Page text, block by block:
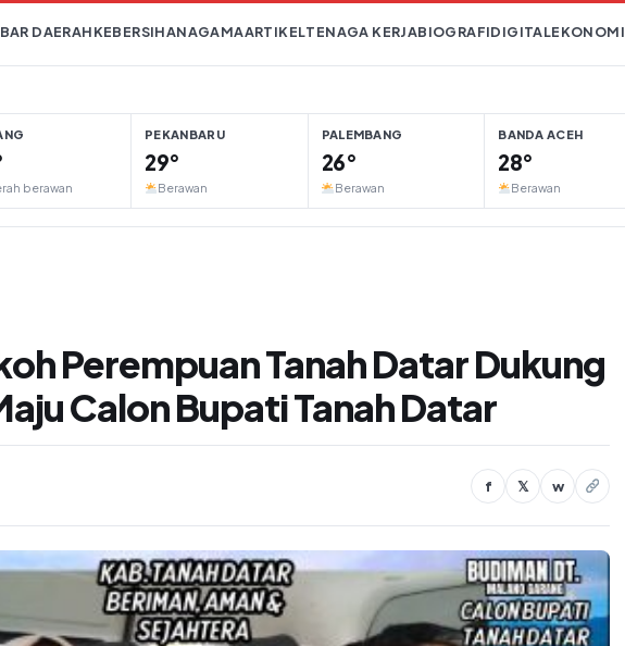
DAERAHKEBERSIHANAGAMAARTIKELTENAGA KERJABIOGRAFIDIGITALEKONOMI
berawan
PEKANBARU
29°
Berawan
PALEMBANG
26°
Berawan
BANDA ACEH
28°
Berawan
Perempuan Tanah Datar Dukung
Calon Bupati Tanah Datar
f 𝕏 w